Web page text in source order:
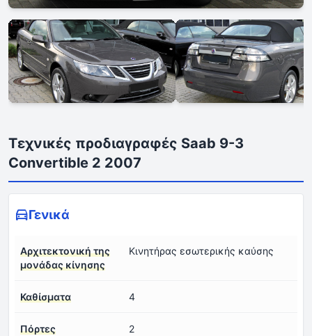
Τεχνικές προδιαγραφές Saab 9-3
Convertible 2 2007
Γενικά
Αρχιτεκτονική της
μονάδας κίνησης
Κινητήρας εσωτερικής καύσης
Καθίσματα 4
Πόρτες 2